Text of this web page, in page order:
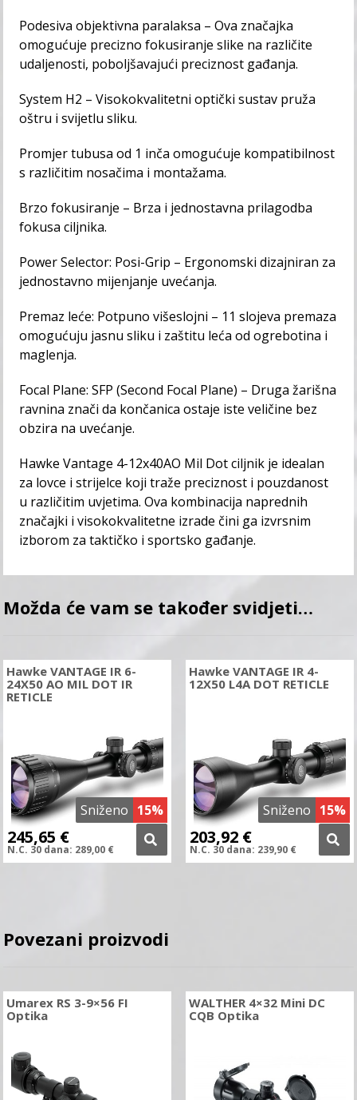
Podesiva objektivna paralaksa – Ova značajka
omogućuje precizno fokusiranje slike na različite
udaljenosti, poboljšavajući preciznost gađanja.
System H2 – Visokokvalitetni optički sustav pruža
oštru i svijetlu sliku.
Promjer tubusa od 1 inča omogućuje kompatibilnost
s različitim nosačima i montažama.
Brzo fokusiranje – Brza i jednostavna prilagodba
fokusa ciljnika.
Power Selector: Posi-Grip – Ergonomski dizajniran za
jednostavno mijenjanje uvećanja.
Premaz leće: Potpuno višeslojni – 11 slojeva premaza
omogućuju jasnu sliku i zaštitu leća od ogrebotina i
maglenja.
Focal Plane: SFP (Second Focal Plane) – Druga žarišna
ravnina znači da končanica ostaje iste veličine bez
obzira na uvećanje.
Hawke Vantage 4-12x40AO Mil Dot ciljnik je idealan
za lovce i strijelce koji traže preciznost i pouzdanost
u različitim uvjetima. Ova kombinacija naprednih
značajki i visokokvalitetne izrade čini ga izvrsnim
izborom za taktičko i sportsko gađanje.
Možda će vam se također svidjeti…
Sniženo 15%
Hawke VANTAGE IR 6-
24X50 AO MIL DOT IR
RETICLE
245,65 €
N.C. 30 dana: 289,00 €
Sniženo 15%
Hawke VANTAGE IR 4-
12X50 L4A DOT RETICLE
203,92 €
N.C. 30 dana: 239,90 €
Povezani proizvodi
Umarex RS 3-9×56 FI
Optika
WALTHER 4×32 Mini DC
CQB Optika